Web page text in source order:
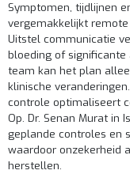
Symptomen, tijdlijnen
vergemakkelijkt
Uitstel communicatie
bloeding of
team kan het plan
klinische
controle optimaliseert
Op. Dr. Senan Murat in
geplande controles en
waardoor onzekerheid
herstellen.